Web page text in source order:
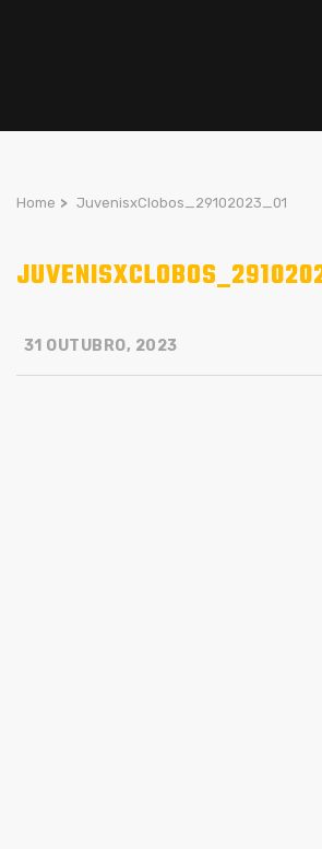
Home > JuvenisxClobos_29102023_01
31 OUTUBRO, 2023